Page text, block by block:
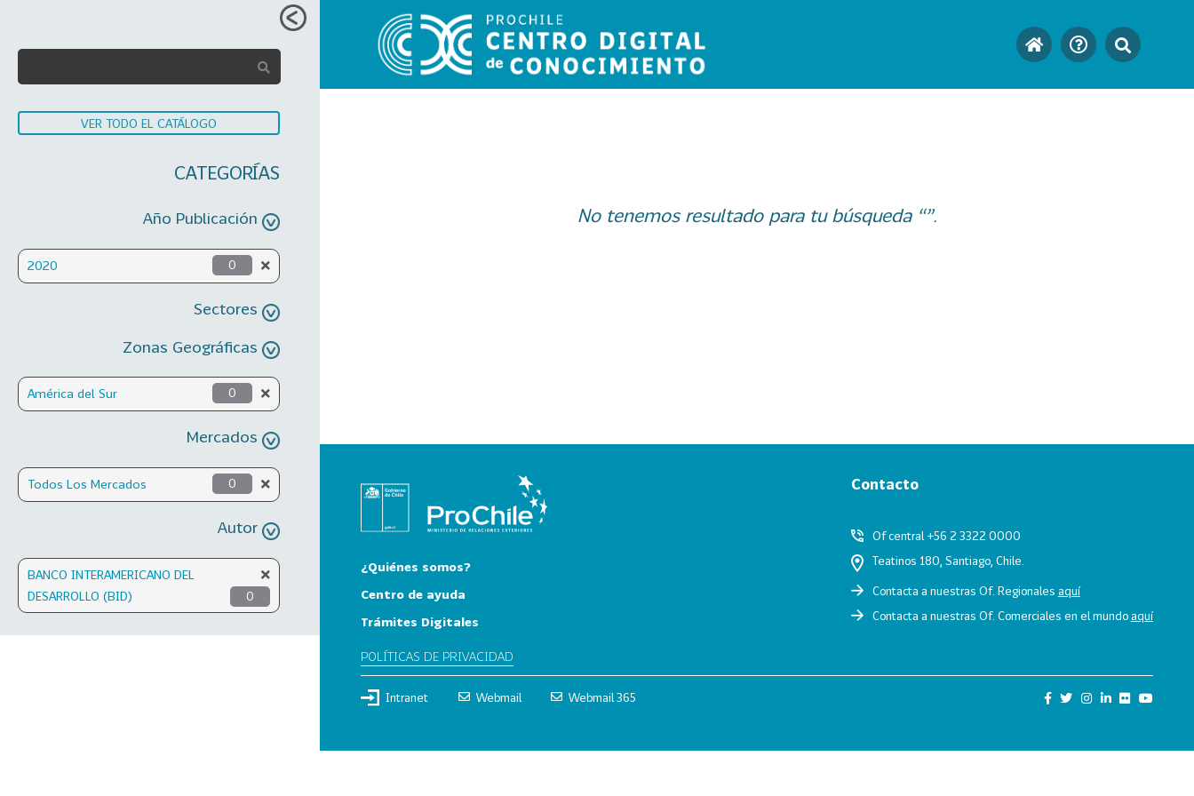
VER TODO EL CATÁLOGO
CATEGORÍAS
Año Publicación
2020 0
Sectores
Zonas Geográficas
América del Sur 0
Mercados
Todos Los Mercados 0
Autor
BANCO INTERAMERICANO DEL
DESARROLLO (BID)
0
No tenemos resultado para tu búsqueda “”.
¿Quiénes somos?
Centro de ayuda
Trámites Digitales
POLÍTICAS DE PRIVACIDAD
Contacto
Of central +56 2 3322 0000
Teatinos 180, Santiago, Chile.
Contacta a nuestras Of. Regionales aquí
Contacta a nuestras Of. Comerciales en el mundoaquí
Intranet Webmail Webmail 365